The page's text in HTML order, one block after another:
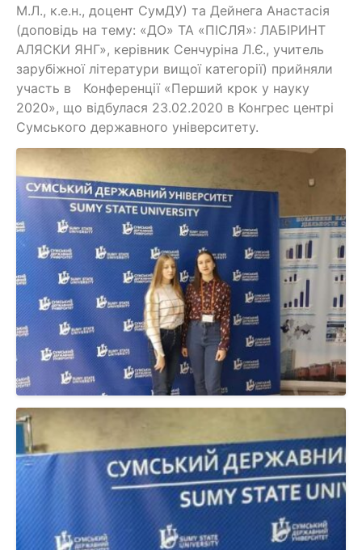
М.Л., к.е.н., доцент СумДУ) та Дейнега Анастасія
(доповідь на тему: «ДО» ТА «ПІСЛЯ»: ЛАБІРИНТ
АЛЯСКИ ЯНГ», керівник Сенчуріна Л.Є., учитель
зарубіжної літератури вищої категорії) прийняли
участь в Конференції «Перший крок у науку
2020», що відбулася 23.02.2020 в Конгрес центрі
Сумського державного університету.